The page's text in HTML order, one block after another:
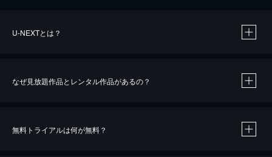
U-NEXTとは？
なぜ見放題作品とレンタル作品があるの？
無料トライアルは何が無料？